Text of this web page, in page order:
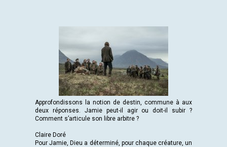
Approfondissons la notion de destin, commune à aux
deux réponses. Jamie peut-il agir ou doit-il subir ?
Comment s’articule son libre arbitre ?
Claire Doré
Pour Jamie, Dieu a déterminé, pour chaque créature, un